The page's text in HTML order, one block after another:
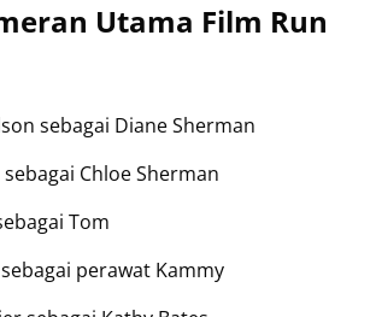
Utama Film Run
sebagai Diane Sherman
Chloe Sherman
Tom
perawat Kammy